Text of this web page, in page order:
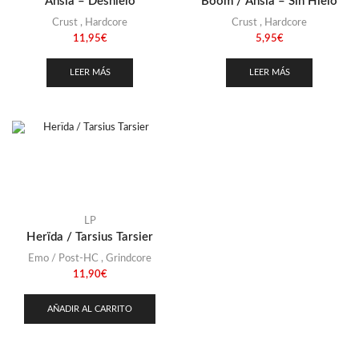
Crust , Hardcore
11,95€
LEER MÁS
Crust , Hardcore
5,95€
LEER MÁS
LP
Herïda / Tarsius Tarsier
Emo / Post-HC , Grindcore
11,90€
AÑADIR AL CARRITO